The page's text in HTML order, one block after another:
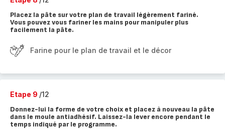
Placez la pâte sur votre plan de travail légèrement fariné.
Vous pouvez vous fariner les mains pour manipuler plus
facilement la pâte.
Farine pour le plan de travail et le décor
Etape 9 /12
Donnez-lui la forme de votre choix et placez à nouveau la pâte
dans le moule antiadhésif. Laissez-la lever encore pendant le
temps indiqué par le programme.